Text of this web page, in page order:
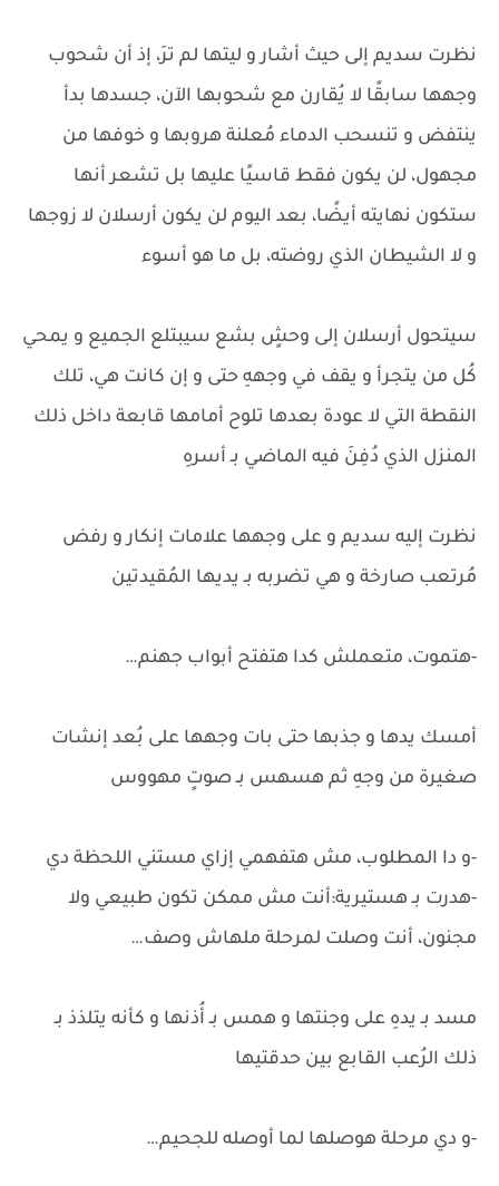
نظرت سديم إلى حيث أشار و ليتها لم ترَ، إذ أن شحوب
وجهها سابقًا لا يُقارن مع شحوبها الآن، جسدها بدأ
ينتفض و تنسحب الدماء مُعلنة هروبها و خوفها من
مجهول، لن يكون فقط قاسيًا عليها بل تشعر أنها
ستكون نهايته أيضًا، بعد اليوم لن يكون أرسلان لا زوجها
و لا الشيطان الذي روضته، بل ما هو أسوء
سيتحول أرسلان إلى وحشٍ بشع سيبتلع الجميع و يمحي
كُل من يتجرأ و يقف في وجههِ حتى و إن كانت هي، تلك
النقطة التي لا عودة بعدها تلوح أمامها قابعة داخل ذلك
المنزل الذي دُفِنَ فيه الماضي بـ أسرهِ
نظرت إليه سديم و على وجهها علامات إنكار و رفض
مُرتعب صارخة و هي تضربه بـ يديها المُقيدتين
-هتموت، متعملش كدا هتفتح أبواب جهنم…
أمسك يدها و جذبها حتى بات وجهها على بُعد إنشات
صغيرة من وجهِ ثم هسهس بـ صوتٍ مهووس
-و دا المطلوب، مش هتفهمي إزاي مستني اللحظة دي
-هدرت بـ هستيرية:أنت مش ممكن تكون طبيعي ولا
مجنون، أنت وصلت لمرحلة ملهاش وصف…
مسد بـ يدهِ على وجنتها و همس بـ أُذنها و كأنه يتلذذ بـ
ذلك الرُعب القابع بين حدقتيها
-و دي مرحلة هوصلها لما أوصله للجحيم…